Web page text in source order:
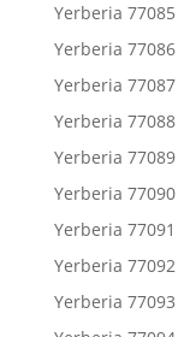
Yerberia 77085
Yerberia 77086
Yerberia 77087
Yerberia 77088
Yerberia 77089
Yerberia 77090
Yerberia 77091
Yerberia 77092
Yerberia 77093